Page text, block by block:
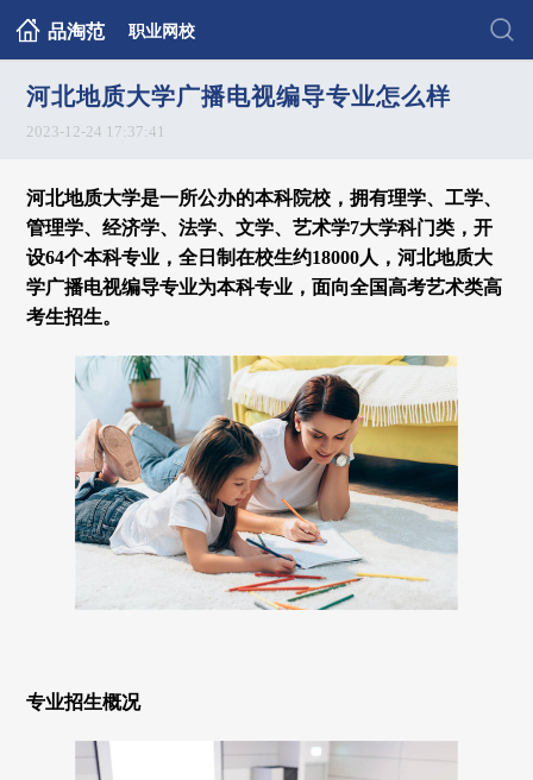
品淘范 职业网校
河北地质大学广播电视编导专业怎么样
2023-12-24 17:37:41
河北地质大学是一所公办的本科院校，拥有理学、工学、
管理学、经济学、法学、文学、艺术学7大学科门类，开
设64个本科专业，全日制在校生约18000人，河北地质大
学广播电视编导专业为本科专业，面向全国高考艺术类高
考生招生。
专业招生概况